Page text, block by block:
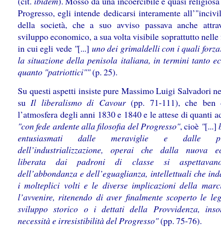
Progresso, egli intende dedicarsi interamente
della società, che a suo avviso passava anche
sviluppo economico, a sua volta visibile soprattutto nelle
in cui egli vede "[...] uno dei grimaldelli con i quali
la situazione della penisola italiana, in termini tanto
quanto "patriottici""(p. 25).
Su questi aspetti insiste pure Massimo Luigi Salvadori
suIl liberalismo di Cavour(pp. 71-111), che ben
l’atmosfera degli anni 1830 e 1840 e le attese di quanti
"con fede ardente alla filosofia del Progresso", cioè "[...]
entusiasmati dalle meraviglie e dalle
dell’industrializzazione, operai che dalla nuova
liberata dai padroni di classe si
dell’abbondanza e dell’eguaglianza, intellettuali che
i molteplici volti e le diverse implicazioni della
l’avvenire, ritenendo di aver finalmente scoperto le
sviluppo storico o i dettati della Provvidenza,
necessità e irresistibilità del Progresso"(pp. 75-76).